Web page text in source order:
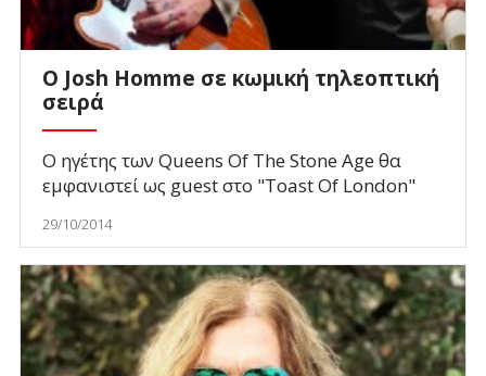
Ο Josh Homme σε κωμική τηλεοπτική
σειρά
Ο ηγέτης των Queens Of The Stone Age θα
εμφανιστεί ως guest στο "Toast Of London"
29/10/2014